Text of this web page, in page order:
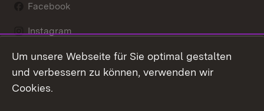
Facebook
Instagram
LinkedIn
Um unsere Webseite für Sie optimal gestalten
und verbessern zu können, verwenden wir
Cookies.